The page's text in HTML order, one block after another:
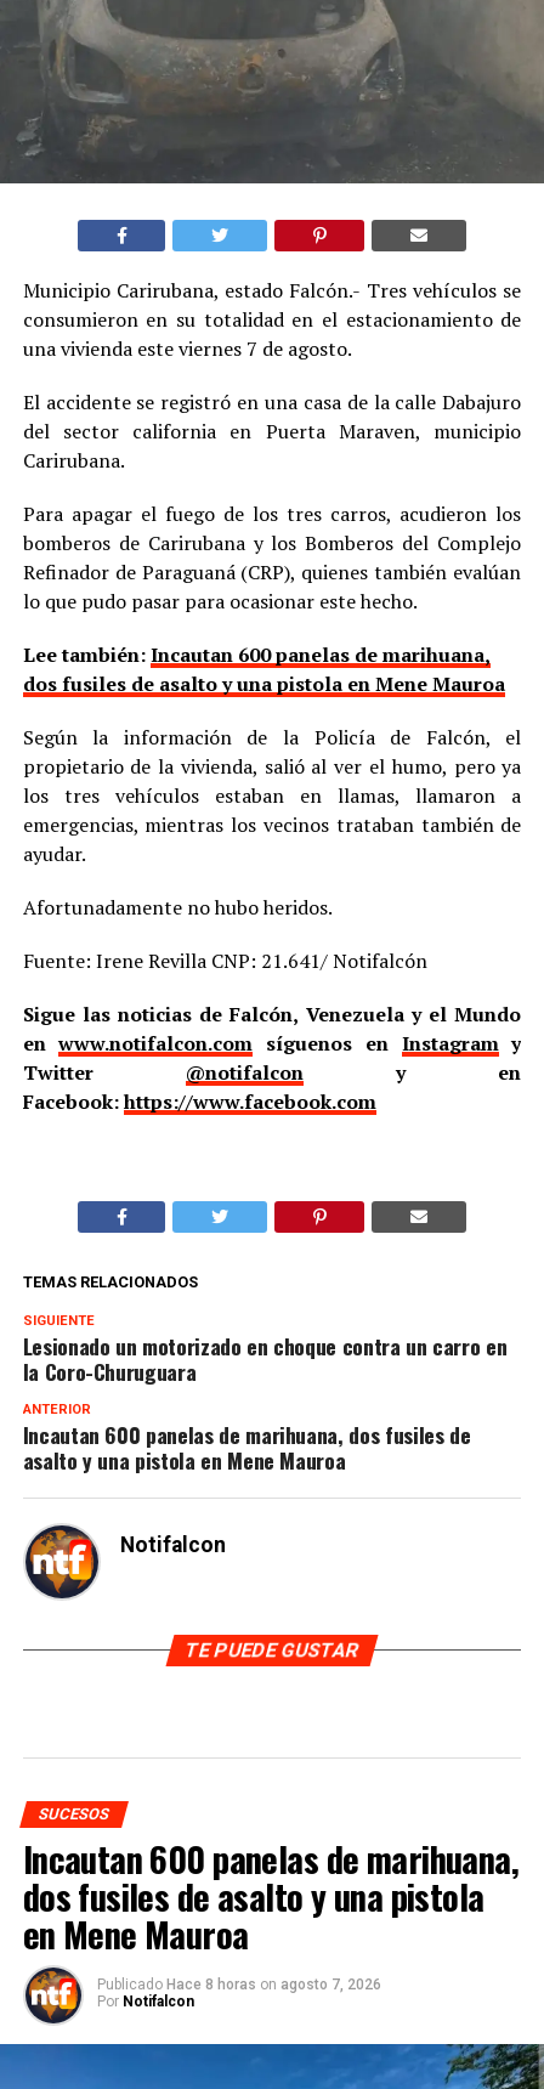
Municipio Carirubana, estado Falcón.- Tres vehículos se
consumieron en su totalidad en el estacionamiento de
una vivienda este viernes 7 de agosto.
El accidente se registró en una casa de la calle Dabajuro
del sector california en Puerta Maraven, municipio
Carirubana.
Para apagar el fuego de los tres carros, acudieron los
bomberos de Carirubana y los Bomberos del Complejo
Refinador de Paraguaná (CRP), quienes también evalúan
lo que pudo pasar para ocasionar este hecho.
Lee también:Incautan 600 panelas de marihuana,
dos fusiles de asalto y una pistola en Mene Mauroa
Según la información de la Policía de Falcón, el
propietario de la vivienda, salió al ver el humo, pero ya
los tres vehículos estaban en llamas, llamaron a
emergencias, mientras los vecinos trataban también de
ayudar.
Afortunadamente no hubo heridos.
Fuente: Irene Revilla CNP: 21.641/ Notifalcón
Sigue las noticias de Falcón, Venezuela y el Mundo
enwww.notifalcon.com síguenos en Instagramy
Twitter @notifalcony en
Facebook:https://www.facebook.com
TEMAS RELACIONADOS
SIGUIENTE
Lesionado un motorizado en choque contra un carro en
la Coro-Churuguara
ANTERIOR
Incautan 600 panelas de marihuana, dos fusiles de
asalto y una pistola en Mene Mauroa
Notifalcon
TE PUEDE GUSTAR
SUCESOS
Incautan 600 panelas de marihuana,
dos fusiles de asalto y una pistola
en Mene Mauroa
Publicado Hace 8 horas on agosto 7, 2026
Por Notifalcon